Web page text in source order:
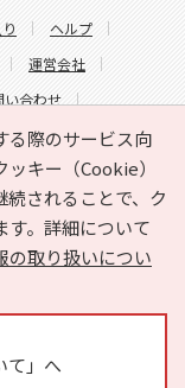
る際のサービス向
キー（Cookie）
されることで、ク
す。詳細について
の取り扱いについ
て」へ
ヘルプ
運営会社
い合わせ
わせ